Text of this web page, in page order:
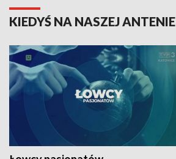
KIEDYŚ NA NASZEJ ANTENIE